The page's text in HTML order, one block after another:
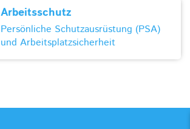
Arbeitsschutz
Persönliche Schutzausrüstung (PSA)
und Arbeitsplatzsicherheit